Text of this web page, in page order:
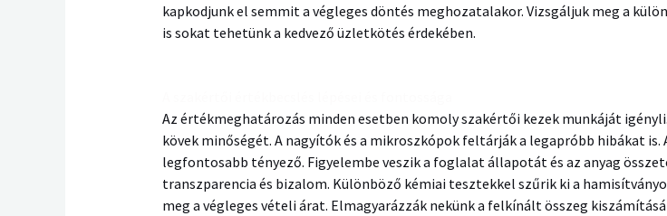
kapkodjunk el semmit a végleges döntés meghozatalakor. Vizsgáljuk meg a
is sokat tehetünk a kedvező üzletkötés érdekében.
Az értékmeghatározás minden esetben komoly szakértői kezek munkáját
kövek minőségét. A nagyítók és a mikroszkópok feltárják a legapróbb hibákat is.
legfontosabb tényező. Figyelembe veszik a foglalat állapotát és az anyag
transzparencia és bizalom. Különböző kémiai tesztekkel szűrik ki a
meg a végleges vételi árat. Elmagyarázzák nekünk a felkínált összeg